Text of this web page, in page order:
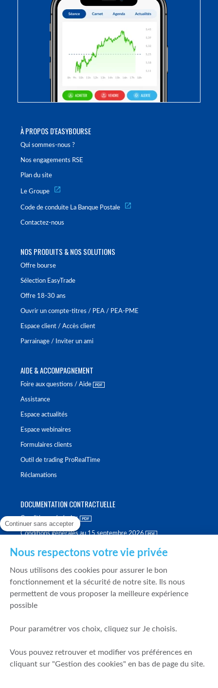
À PROPOS D'EASYBOURSE
Qui sommes-nous ?
Nos engagements RSE
Plan du site
Le Groupe
Code de conduite La Banque Postale
Contactez-nous
NOS PRODUITS & NOS SOLUTIONS
Offre bourse
Sélection EasyTrade
Offre 18-30 ans
Ouvrir un compte-titres / PEA / PEA-PME
Espace client / Accès client
Parrainage / Inviter un ami
AIDE & ACCOMPAGNEMENT
Foire aux questions / Aide
Assistance
Espace actualités
Espace webinaires
Formulaires clients
Outil de trading ProRealTime
Réclamations
DOCUMENTATION CONTRACTUELLE
Conditions générales
Conditions générales au 15 septembre 2026
Politique de meilleure sélection
Politique de durabilité
Fonds de garantie des dépôts et de résolution
Mentions légales
Prévention de la fraude
Continuer sans accepter
Nous respectons votre vie privée
Nous utilisons des cookies pour assurer le bon
fonctionnement et la sécurité de notre site. Ils nous
permettent de vous proposer la meilleure expérience
possible
Pour paramétrer vos choix, cliquez sur Je choisis.
Vous pouvez retrouver et modifier vos préférences en
cliquant sur "Gestion des cookies" en bas de page du site.